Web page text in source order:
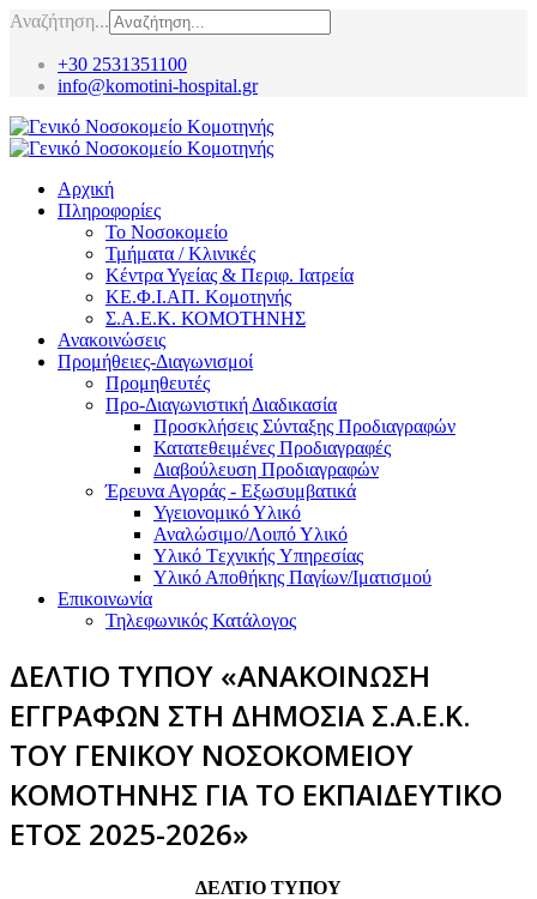
Αναζήτηση...
+30 2531351100
info@komotini-hospital.gr
Αρχική
Πληροφορίες
Το Νοσοκομείο
Τμήματα / Κλινικές
Κέντρα Υγείας & Περιφ. Ιατρεία
ΚΕ.Φ.Ι.ΑΠ. Κομοτηνής
Σ.Α.Ε.Κ. ΚΟΜΟΤΗΝΗΣ
Ανακοινώσεις
Προμήθειες-Διαγωνισμοί
Προμηθευτές
Προ-Διαγωνιστική Διαδικασία
Προσκλήσεις Σύνταξης Προδιαγραφών
Κατατεθειμένες Προδιαγραφές
Διαβούλευση Προδιαγραφών
Έρευνα Αγοράς - Εξωσυμβατικά
Υγειονομικό Υλικό
Αναλώσιμο/Λοιπό Υλικό
Υλικό Tεχνικής Yπηρεσίας
Υλικό Αποθήκης Παγίων/Ιματισμού
Επικοινωνία
Τηλεφωνικός Κατάλογος
ΔΕΛΤΙΟ ΤΥΠΟΥ «ΑΝΑΚΟΙΝΩΣΗ
ΕΓΓΡΑΦΩΝ ΣΤΗ ΔΗΜΟΣΙΑ Σ.Α.Ε.Κ.
ΤΟΥ ΓΕΝΙΚΟΥ ΝΟΣΟΚΟΜΕΙΟΥ
ΚΟΜΟΤΗΝΗΣ ΓΙΑ ΤΟ ΕΚΠΑΙΔΕΥΤΙΚΟ
ΕΤΟΣ 2025-2026»
ΔΕΛΤΙΟ ΤΥΠΟΥ